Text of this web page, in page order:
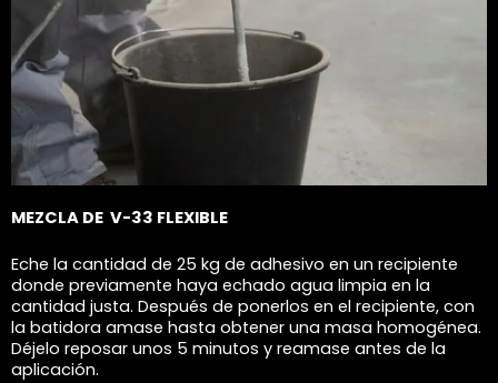
MEZCLA DE V-33 FLEXIBLE
Eche la cantidad de 25 kg de adhesivo en un recipiente
donde previamente haya echado agua limpia en la
cantidad justa. Después de ponerlos en el recipiente, con
la batidora amase hasta obtener una masa homogénea.
Déjelo reposar unos 5 minutos y reamase antes de la
aplicación.